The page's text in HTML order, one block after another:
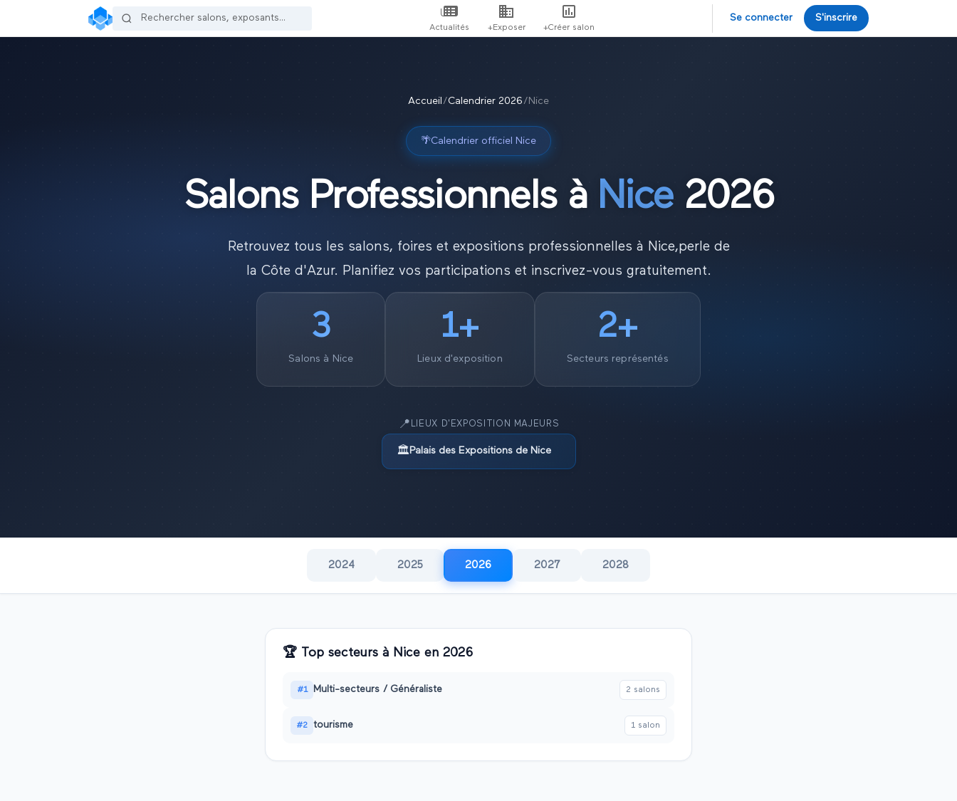
Actualités +Exposer +Créer salon
Se connecter S'inscrire
Accueil /Calendrier 2026/ Nice
🌴Calendrier officiel Nice
Salons Professionnels à Nice 2026
Retrouvez tous les salons, foires et expositions professionnelles à Nice,perle de
la Côte d'Azur. Planifiez vos participations et inscrivez-vous gratuitement.
3
Salons à Nice
1+
Lieux d'exposition
2+
Secteurs représentés
📍 LIEUX D'EXPOSITION MAJEURS
🏛️ Palais des Expositions de Nice
2024 2025 2026 2027 2028
🏆 Top secteurs à Nice en 2026
#1 Multi-secteurs / Généraliste 2 salons
#2 tourisme 1 salon